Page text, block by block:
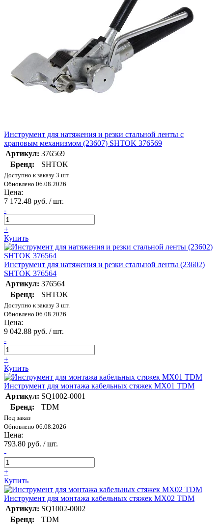
Инструмент для натяжения и резки стальной ленты с
храповым механизмом (23607) SHTOK 376569
Артикул: 376569
Бренд:
SHTOK
Доступно к заказу 3 шт.
Обновлено 06.08.2026
Цена:
7 172.48 руб. / шт.
-
+
Купить
Инструмент для натяжения и резки стальной ленты (23602)
SHTOK 376564
Артикул: 376564
Бренд:
SHTOK
Доступно к заказу 3 шт.
Обновлено 06.08.2026
Цена:
9 042.88 руб. / шт.
-
+
Купить
Инструмент для монтажа кабельных стяжек МХ01 TDM
Артикул: SQ1002-0001
Бренд:
TDM
Под заказ
Обновлено 06.08.2026
Цена:
793.80 руб. / шт.
-
+
Купить
Инструмент для монтажа кабельных стяжек МХ02 TDM
Артикул: SQ1002-0002
Бренд:
TDM